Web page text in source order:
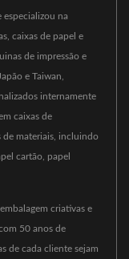
especializou na
caixas de papel e
de impressão e
e Taiwan,
internamente
caixas de
de materiais, incluindo
cartão, papel
criativas e
50 anos de
de cada cliente sejam